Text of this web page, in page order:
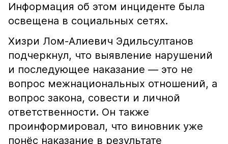
Информация об этом инциденте была
освещена в социальных сетях.
Хизри Лом-Алиевич Эдильсултанов
подчеркнул, что выявление нарушений
и последующее наказание — это не
вопрос межнациональных отношений, а
вопрос закона, совести и личной
ответственности. Он также
проинформировал, что виновник уже
понёс наказание в результате